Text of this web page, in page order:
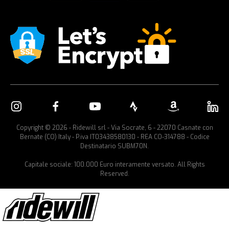
Copyright © 2026 - Ridewill srl - Via Socrate, 6 - 22070 Casnate con
Bernate (CO) Italy - P.iva IT03438580130 - REA CO-314788 - Codice
Destinatario SUBM70N.
Capitale sociale: 100.000 Euro interamente versato. All Rights
Reserved.